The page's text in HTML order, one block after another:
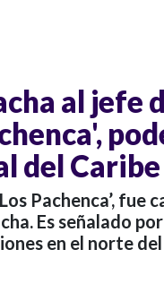
al jefe
del Caribe
Pachenca’, fue
Es señalado por
en el norte del